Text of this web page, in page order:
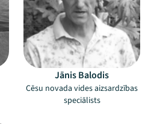
Jānis Balodis
Cēsu novada vides aizsardzības
speciālists